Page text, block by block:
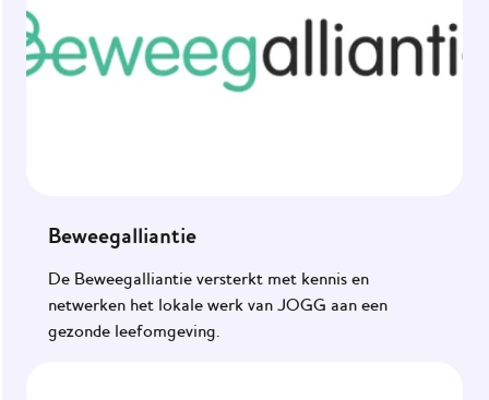
Beweegalliantie
De Beweegalliantie versterkt met kennis en
netwerken het lokale werk van JOGG aan een
gezonde leefomgeving.
JOGG-
werknet
Onze
ondersteuning
Nieuws